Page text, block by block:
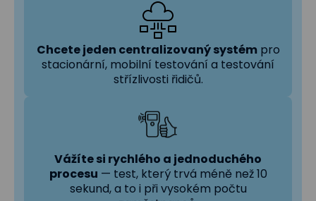
Chcete jeden centralizovaný systém pro
stacionární, mobilní testování a testování
střízlivosti řidičů.
Vážíte si rychlého a jednoduchého
procesu — test, který trvá méně než 10
sekund, a to i při vysokém počtu